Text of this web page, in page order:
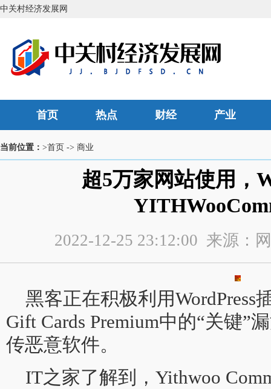
中关村经济发展网
首页 热点 财经 产业
当前位置： >首页 -> 商业
超5万家网站使用，
2022-12-25 23:12:00 来源
黑客正在积极利用WordPress
Gift Cards Premium中的“关键”
传恶意软件。
IT之家了解到，Yithwoo